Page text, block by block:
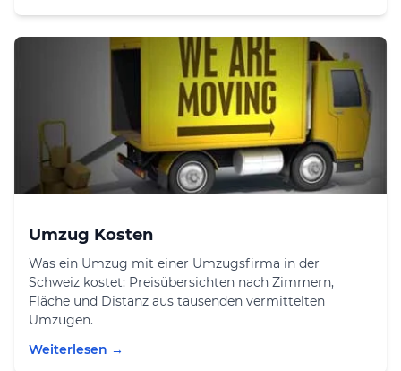
Umzug Kosten
Was ein Umzug mit einer Umzugsfirma in der
Schweiz kostet: Preisübersichten nach Zimmern,
Fläche und Distanz aus tausenden vermittelten
Umzügen.
Weiterlesen →